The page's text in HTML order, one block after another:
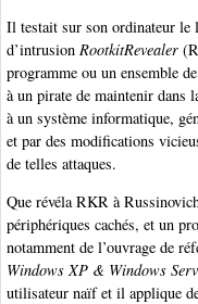
Il testait sur son ordinateur le
d’intrusion RootkitRevealer
programme ou un ensemble
à un pirate de maintenir dans
à un système informatique,
et par des modifications
de telles attaques.
Que révéla RKR à
périphériques cachés, et un
notamment de l’ouvrage de
Windows XP & Windows
utilisateur naïf et il applique